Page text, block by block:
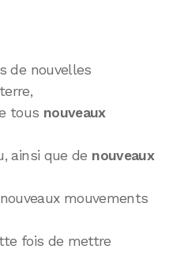
de nouvelles
tous nouveaux
ainsi que de nouveaux
mouvements
fois de mettre